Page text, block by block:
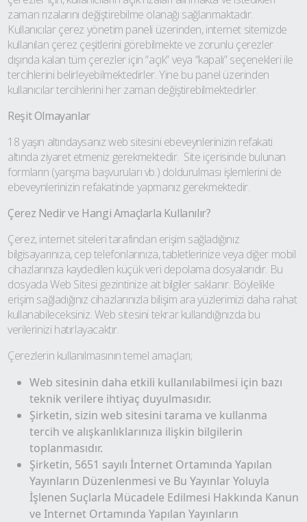
zaman rızalarını değiştirebilme olanağı sağlanmaktadır.
Kullanıcılar çerez yönetim paneli üzerinden, internet sitemizde
kullanılan çerez çeşitlerini görebilmekte ve zorunlu çerezler
dışında kalan tüm çerezler için “açık” veya “kapalı” seçenekleri ile
tercihlerini belirleyebilmektedirler. Yine bu panel üzerinden
kullanıcılar tercihlerini her zaman değiştirebilmektedirler.
Reşit Olmayanlar
18 yaşın altındaysanız web sitesini ebeveynlerinizin refakati
altında ziyaret etmeniz gerekmektedir. Site içerisinde bulunan
formların (yarışma başvuruları vb.) doldurulması işlemlerini de
ebeveynlerinizin refakatinde yapmanız gerekmektedir.
Çerez Nedir ve Hangi Amaçlarla Kullanılır?
Çerez, internet siteleri tarafından erişim sağladığınız
bilgisayarınıza, cep telefonlarınıza, tabletlerinize veya diğer mobil
cihazlarınıza kaydedilen küçük veri depolama dosyalarıdır. Bu
dosyada Web Sitesi gezintinize ait bilgiler saklanır. Böylelikle
erişim sağladığınız cihazlarınızla bilişim ara yüzlerimizi daha rahat
kullanabileceksiniz. Web sitesini tekrar kullandığınızda bu
verilerinizi hatırlayacaktır.
Çerezlerin kullanılmasının temel amaçları;
Web sitesinin daha etkili kullanılabilmesi için bazı
teknik verilere ihtiyaç duyulmasıdır.
Şirketin, sizin web sitesini tarama ve kullanma
tercih ve alışkanlıklarınıza ilişkin bilgilerin
toplanmasıdır.
Şirketin, 5651 sayılı İnternet Ortamında Yapılan
Yayınların Düzenlenmesi ve Bu Yayınlar Yoluyla
İşlenen Suçlarla Mücadele Edilmesi Hakkında Kanun
ve Internet Ortamında Yapılan Yayınların